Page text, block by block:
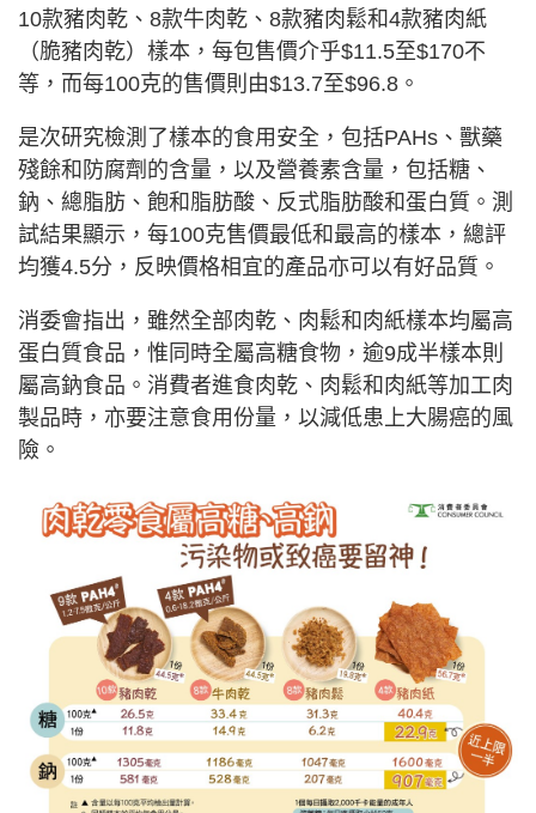
10款豬肉乾、8款牛肉乾、8款豬肉鬆和4款豬肉紙
（脆豬肉乾）樣本，每包售價介乎$11.5至$170不
等，而每100克的售價則由$13.7至$96.8。
是次研究檢測了樣本的食用安全，包括PAHs、獸藥
殘餘和防腐劑的含量，以及營養素含量，包括糖、
鈉、總脂肪、飽和脂肪酸、反式脂肪酸和蛋白質。測
試結果顯示，每100克售價最低和最高的樣本，總評
均獲4.5分，反映價格相宜的產品亦可以有好品質。
消委會指出，雖然全部肉乾、肉鬆和肉紙樣本均屬高
蛋白質食品，惟同時全屬高糖食物，逾9成半樣本則
屬高鈉食品。消費者進食肉乾、肉鬆和肉紙等加工肉
製品時，亦要注意食用份量，以減低患上大腸癌的風
險。